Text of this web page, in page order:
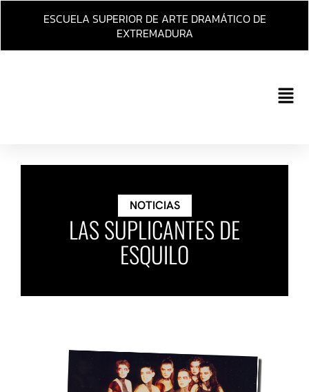
Ir
ESCUELA SUPERIOR DE ARTE DRAMÁTICO DE
EXTREMADURA
Main
NOTICIAS
LAS SUPLICANTES DE
ESQUILO